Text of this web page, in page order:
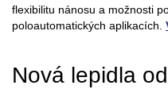
flexibilitu nánosu a možnosti
poloautomatických aplikacích.
Nová lepidla